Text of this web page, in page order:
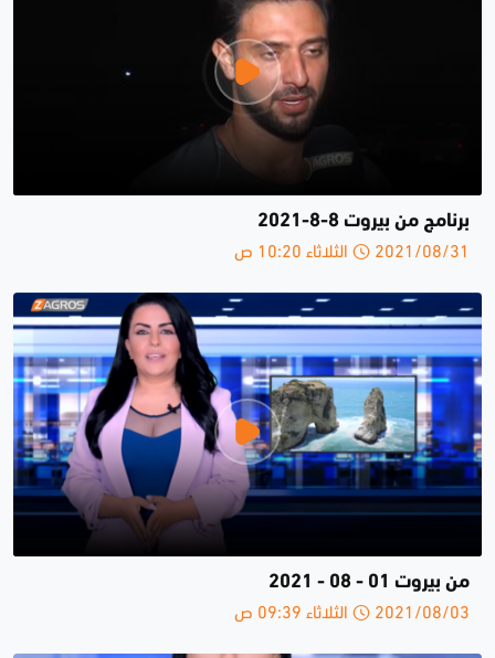
برنامج من بيروت 8-8-2021
2021/08/31 الثلاثاء 10:20 ص
من بيروت 01 - 08 - 2021
2021/08/03 الثلاثاء 09:39 ص